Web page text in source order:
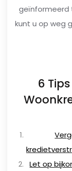
geïnformeerd
kunt u op weg
6
Let op